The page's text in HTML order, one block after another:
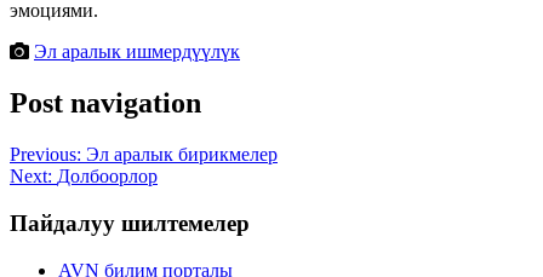
эмоциями.
Эл аралык ишмердүүлүк
Post navigation
Previous: Эл аралык бирикмелер
Next: Долбоорлор
Пайдалуу шилтемелер
AVN билим порталы